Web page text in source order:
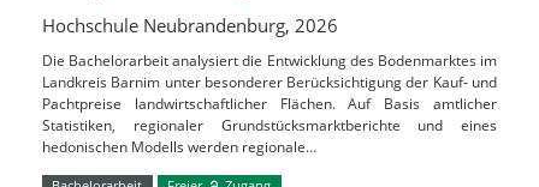
Hochschule Neubrandenburg, 2026
Die Bachelorarbeit analysiert die Entwicklung des Bodenmarktes im
Landkreis Barnim unter besonderer Berücksichtigung der Kauf- und
Pachtpreise landwirtschaftlicher Flächen. Auf Basis amtlicher
Statistiken, regionaler Grundstücksmarktberichte und eines
hedonischen Modells werden regionale…